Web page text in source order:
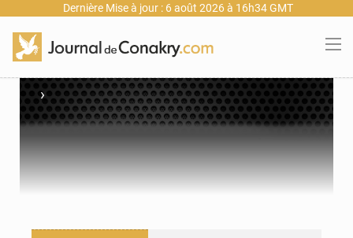
Dernière Mise à jour : 6 août 2026 à 16h34 GMT
›